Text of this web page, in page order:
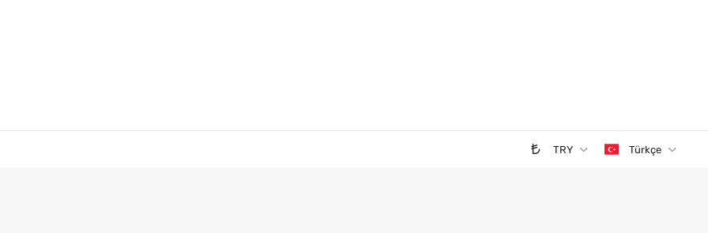
TRY Türkçe